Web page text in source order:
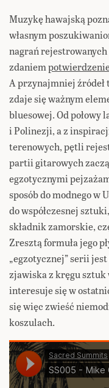
Muzykę hawajską
własnym
nagrań
zdaniem
A przynajmniej
zdaje się ważnym
bluesowej. Od połowy
i Polinezji, a z
terenowych, pętli
partii gitarowych
egzotycznymi
sposób do modnego w
do współczesnej
składnik zamorskie,
Zresztą formuła jego
„egzotycznej” serii
zjawiska z kręgu
interesuje się w
się więc zwieść
koszulach.